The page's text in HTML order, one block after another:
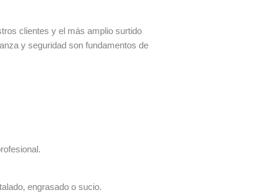
clientes y el más amplio surtido
y seguridad son fundamentos de
engrasado o sucio.